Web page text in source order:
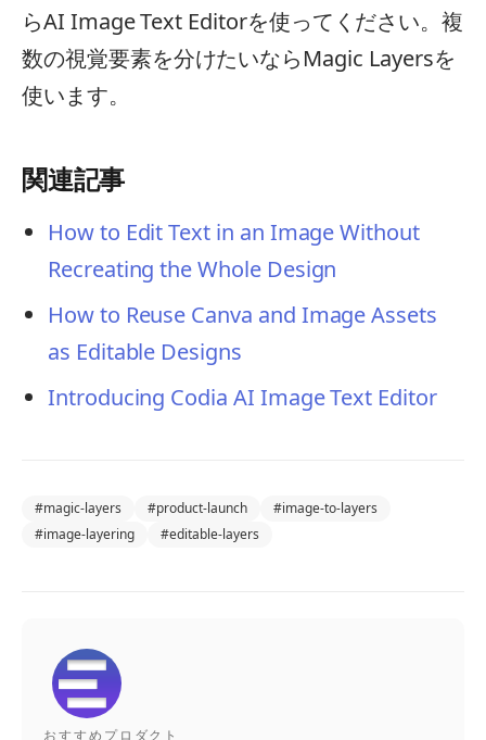
らAI Image Text Editorを使ってください。複
数の視覚要素を分けたいならMagic Layersを
使います。
関連記事
How to Edit Text in an Image Without
Recreating the Whole Design
How to Reuse Canva and Image Assets
as Editable Designs
Introducing Codia AI Image Text Editor
#magic-layers #product-launch #image-to-layers
#image-layering #editable-layers
おすすめプロダクト